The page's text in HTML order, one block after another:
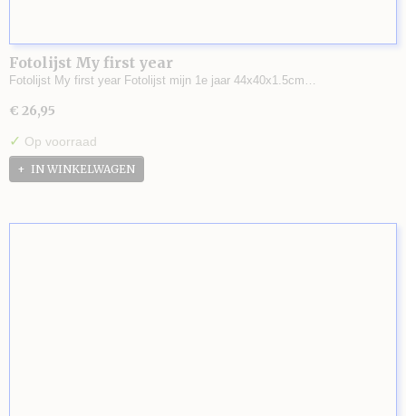
Fotolijst My first year
Fotolijst My first year Fotolijst mijn 1e jaar 44x40x1.5cm…
€ 26,95
✓ Op voorraad
IN WINKELWAGEN